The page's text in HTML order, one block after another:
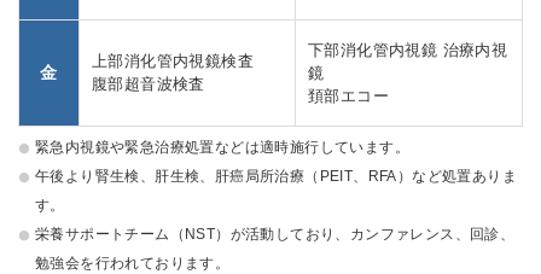
金
上部消化管内視鏡検査
腹部超音波検査
下部消化管内視鏡 治療内視
鏡
頚部エコー
緊急内視鏡や緊急治療処置などは適時施行しています。
午後より腎生検、肝生検、肝癌局所治療（PEIT、RFA）など処置ありま
す。
栄養サポートチーム（NST）が活動しており、カンファレンス、回診、
勉強会を行われております。